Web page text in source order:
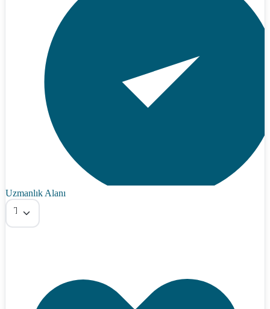
Uzmanlık Alanı
Tümü